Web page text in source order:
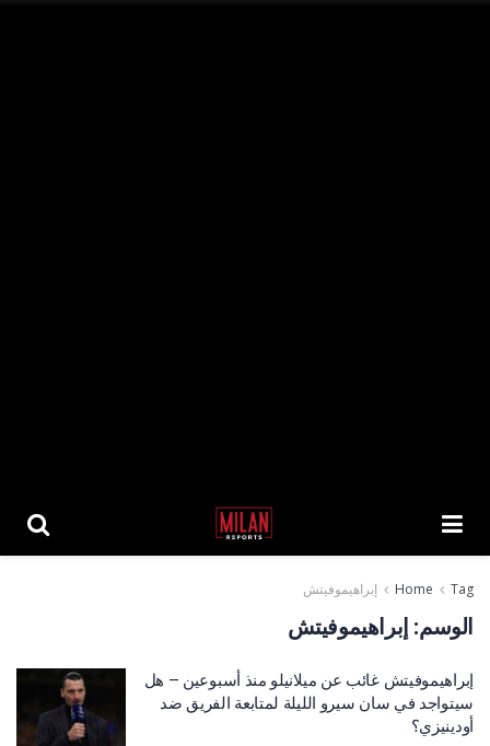
Home Tag إبراهيموفيتش
الوسم: إبراهيموفيتش
إبراهيموفيتش غائب عن ميلانيلو منذ أسبوعين – هل
سيتواجد في سان سيرو الليلة لمتابعة الفريق ضد
أودينيزي؟